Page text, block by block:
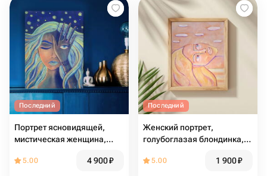
Последний
Портрет ясновидящей,
мистическая женщина,
богиня, звездное небо,
5.00 4 900₽
Последний
Женский портрет,
голубоглазая блондинка,
сюрреализм, минимализм,
5.00 1 900₽